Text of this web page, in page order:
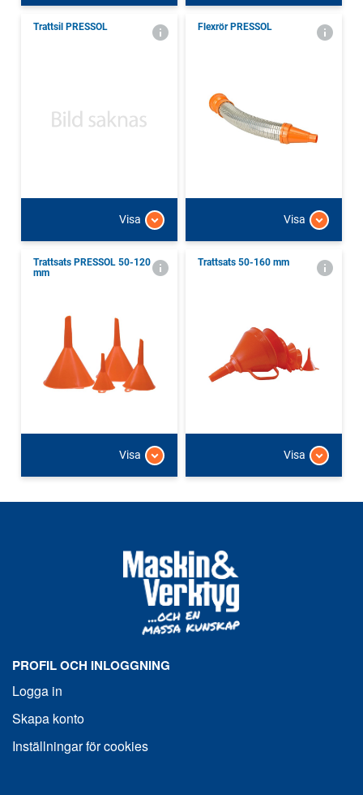
Trattsil PRESSOL
Visa
Flexrör PRESSOL
Visa
Trattsats PRESSOL 50-120
mm
Visa
Trattsats 50-160 mm
Visa
PROFIL OCH INLOGGNING
Logga in
Skapa konto
Inställningar för cookies